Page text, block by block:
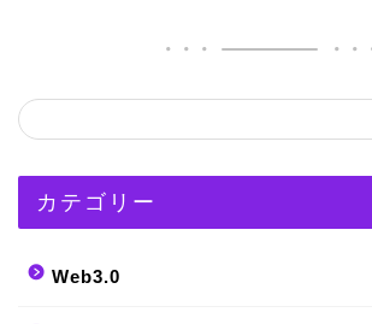
カテゴリー
Web3.0